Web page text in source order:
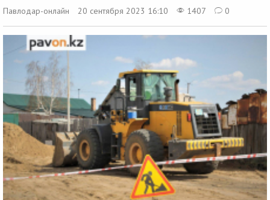
Павлодар-онлайн
20 сентября 2023 16:10 1407 0